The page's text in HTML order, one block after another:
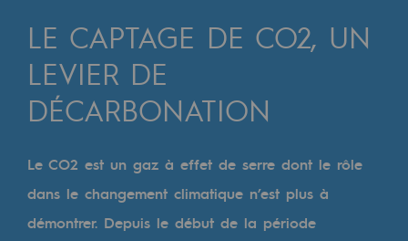
Transversalité et Collaboratif
Notre culture et nos valeurs
Une organisation certifiée
Notre organisation
Notre organisation
Gouvernance
LE CAPTAGE DE CO2, UN
LEVIER DE
DÉCARBONATION
Le CO2 est un gaz à effet de serre dont le rôle
dans le changement climatique n’est plus à
démontrer. Depuis le début de la période